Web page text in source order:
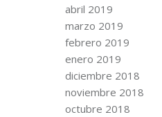
abril 2019
marzo 2019
febrero 2019
enero 2019
diciembre 2018
noviembre 2018
octubre 2018